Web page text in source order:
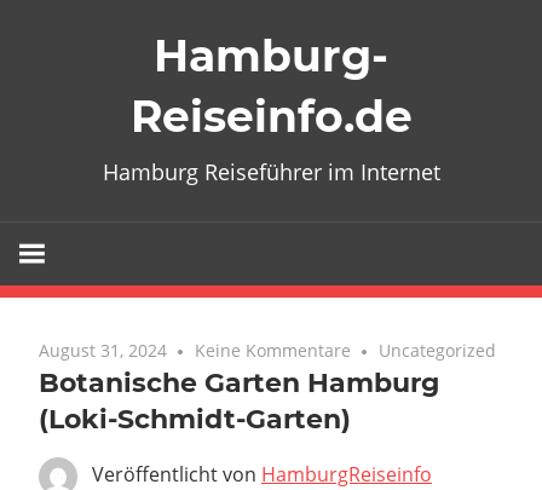
Hamburg-
Reiseinfo.de
Hamburg Reiseführer im Internet
August 31, 2024 Keine Kommentare Uncategorized
Botanische Garten Hamburg
(Loki-Schmidt-Garten)
Veröffentlicht von HamburgReiseinfo